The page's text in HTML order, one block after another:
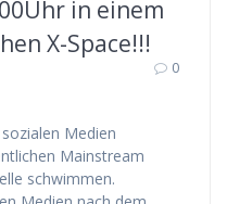
in einem
X-Space!!!
0
Medien
Mainstream
schwimmen.